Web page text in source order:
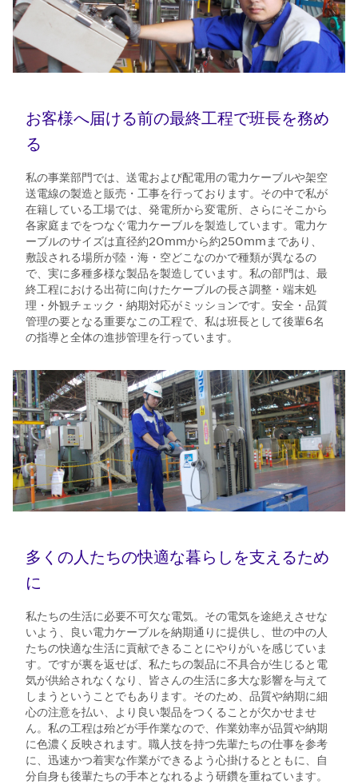
お客様へ届ける前の最終工程で班長を務め
る
私の事業部門では、送電および配電用の電力ケーブルや架空
送電線の製造と販売・工事を行っております。その中で私が
在籍している工場では、発電所から変電所、さらにそこから
各家庭までをつなぐ電力ケーブルを製造しています。電力ケ
ーブルのサイズは直径約20mmから約250mmまであり、
敷設される場所が陸・海・空どこなのかで種類が異なるの
で、実に多種多様な製品を製造しています。私の部門は、最
終工程における出荷に向けたケーブルの長さ調整・端末処
理・外観チェック・納期対応がミッションです。安全・品質
管理の要となる重要なこの工程で、私は班長として後輩6名
の指導と全体の進捗管理を行っています。
多くの人たちの快適な暮らしを支えるため
に
私たちの生活に必要不可欠な電気。その電気を途絶えさせな
いよう、良い電力ケーブルを納期通りに提供し、世の中の人
たちの快適な生活に貢献できることにやりがいを感じていま
す。ですが裏を返せば、私たちの製品に不具合が生じると電
気が供給されなくなり、皆さんの生活に多大な影響を与えて
しまうということでもあります。そのため、品質や納期に細
心の注意を払い、より良い製品をつくることが欠かせませ
ん。私の工程は殆どが手作業なので、作業効率が品質や納期
に色濃く反映されます。職人技を持つ先輩たちの仕事を参考
に、迅速かつ着実な作業ができるよう心掛けるとともに、自
分自身も後輩たちの手本となれるよう研鑽を重ねています。